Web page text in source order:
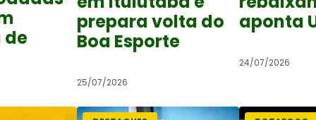
de
prepara volta do
Boa Esporte
25/07/2026
aponta
24/07/2026